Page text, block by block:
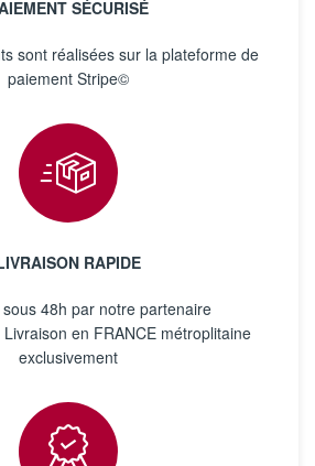
SÉCURISÉ
sont réalisées sur la plateforme de
paiement Stripe©
RAPIDE
48h par notre partenaire
en FRANCE métroplitaine
exclusivement